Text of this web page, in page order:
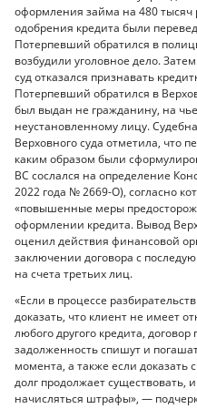
оформления займа на 480 тысяч
одобрения кредита были
Потерпевший обратился в
возбудили уголовное дело.
суд отказался признавать
Потерпевший обратился в
был выдан не гражданину, на
неустановленному лицу.
Верховного суда отметила, что
каким образом были
ВС сослался на определение
2022 года № 2669-О), согласно
«повышенные меры
оформлении кредита. Вывод
оценил действия финансовой
заключении договора с
на счета третьих лиц.
«Если в процессе
доказать, что клиент не имеет
любого другого кредита,
задолженность спишут и
момента, а также если доказать
долг продолжает существовать,
начисляться штрафы», —